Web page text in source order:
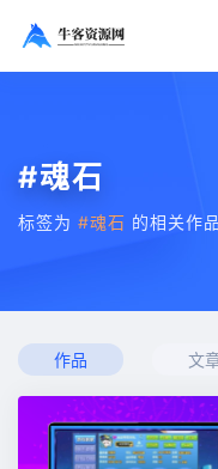
#魂石
标签为 #魂石 的相关作
作品 文